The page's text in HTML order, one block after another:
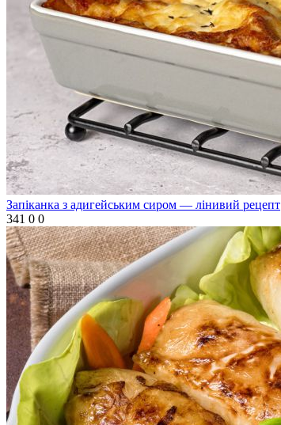
Запіканка з адигейським сиром — лінивий рецепт
341 0 0